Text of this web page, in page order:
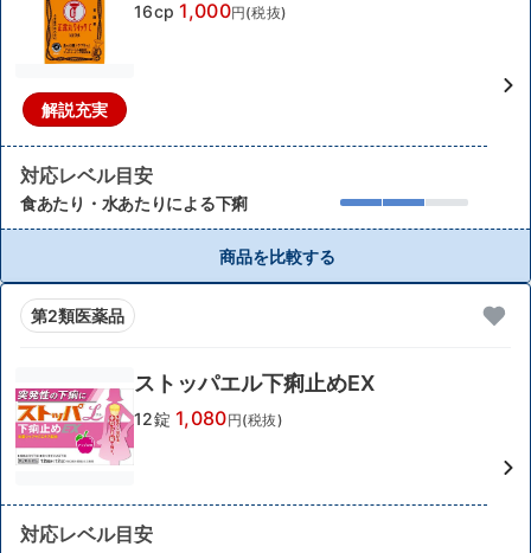
解説充実
16cp 1,000円(税抜)
対応レベル目安
食あたり・水あたりによる下痢
商品を比較する
第2類医薬品
ストッパエル下痢止めEX
12錠 1,080円(税抜)
対応レベル目安